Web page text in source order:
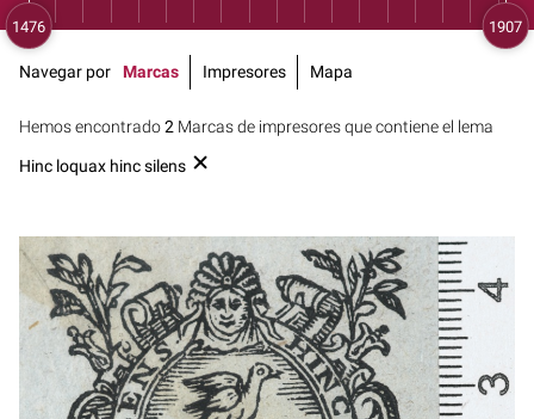
Hemos encontrado2 Marcas de impresores que contiene el lema
Hinc loquax hinc silens
Navegar por Marcas Impresores Mapa